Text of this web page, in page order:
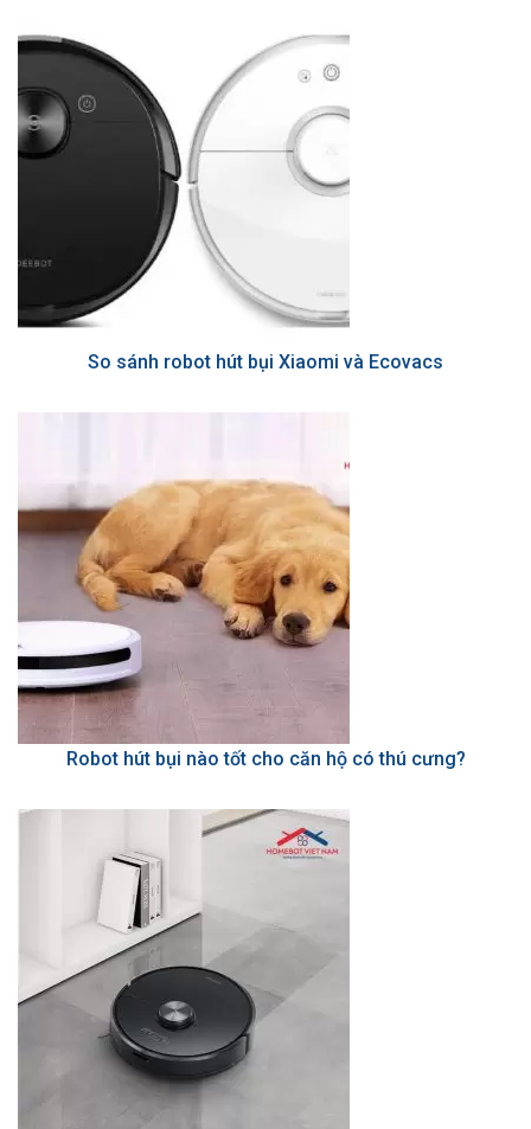
So sánh robot hút bụi Xiaomi và Ecovacs
Robot hút bụi nào tốt cho căn hộ có thú cưng?